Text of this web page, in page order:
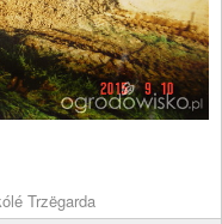
Trzëgarda